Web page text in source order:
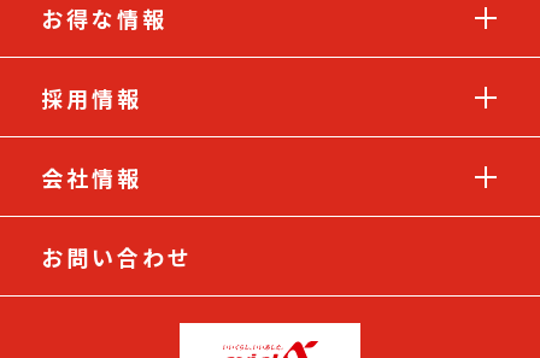
お得な情報
採用情報
会社情報
お問い合わせ